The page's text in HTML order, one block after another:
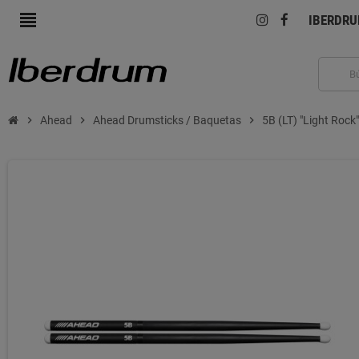
view_headline
chevron_right Ahead chevron_right Ahead Drumsticks / Baquetas chevron_right 5B (LT) "Light